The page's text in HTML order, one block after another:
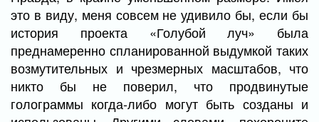
это в виду, меня совсем не удивило бы, если бы
история проекта «Голубой луч» была
преднамеренно спланированной выдумкой таких
возмутительных и чрезмерных масштабов, что
никто бы не поверил, что продвинутые
голограммы когда-либо могут быть созданы и